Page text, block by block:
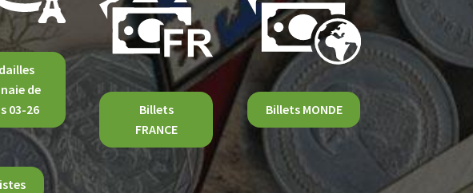
de
03-26
Billets
FRANCE
Billets MONDE